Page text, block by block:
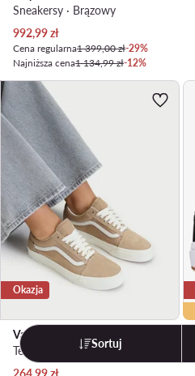
Sneakersy · Brązowy
Aktualna cena
992,99zł
Cena regularna1 399,00 zł-29%
Najniższa cena1 134,99 zł-12%
Okazja
Vans
Aktualna cena
264,99zł
Sortuj